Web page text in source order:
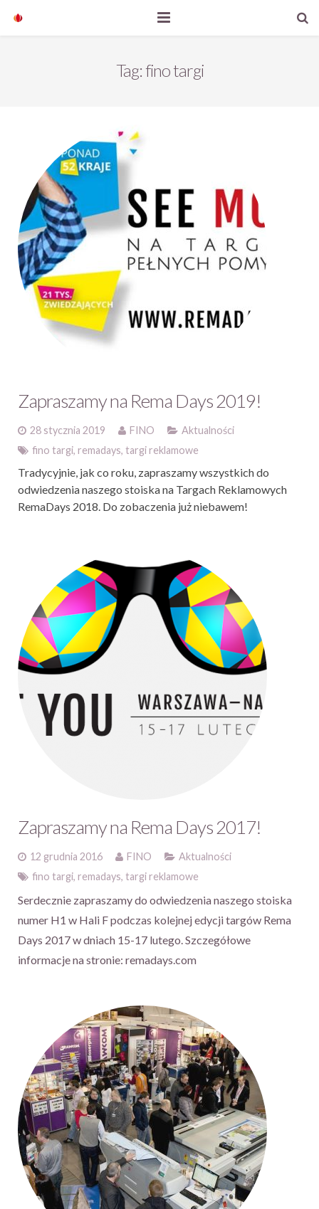
Aktualności
Kontakt
Tag:fino targi
Zapraszamy na Rema Days 2019!
28 stycznia 2019 FINO
Aktualności
fino targi, remadays, targi reklamowe
Tradycyjnie, jak co roku, zapraszamy wszystkich do
odwiedzenia naszego stoiska na Targach Reklamowych
RemaDays 2018. Do zobaczenia już niebawem!
Zapraszamy na Rema Days 2017!
12 grudnia 2016 FINO
Aktualności
fino targi, remadays, targi reklamowe
Serdecznie zapraszamy do odwiedzenia naszego stoiska
numer H1 w Hali F podczas kolejnej edycji targów Rema
Days 2017 w dniach 15-17 lutego. Szczegółowe
informacje na stronie: remadays.com